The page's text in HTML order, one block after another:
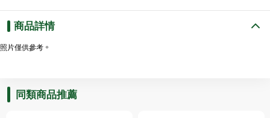
商品詳情
照片僅供參考。
同類商品推薦